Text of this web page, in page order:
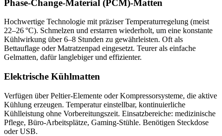
Phase-Change-Material (PCM)-Matten
Hochwertige Technologie mit präziser Temperaturregelung (meist
22–26 °C). Schmelzen und erstarren wiederholt, um eine konstante
Kühlwirkung über 6–8 Stunden zu gewährleisten. Oft als
Bettauflage oder Matratzenpad eingesetzt. Teurer als einfache
Gelmatten, dafür langlebiger und effizienter.
Elektrische Kühlmatten
Verfügen über Peltier-Elemente oder Kompressorsysteme, die aktive
Kühlung erzeugen. Temperatur einstellbar, kontinuierliche
Kühlleistung ohne Vorbereitungszeit. Einsatzbereiche: medizinische
Pflege, Büro-Arbeitsplätze, Gaming-Stühle. Benötigen Steckdose
oder USB.